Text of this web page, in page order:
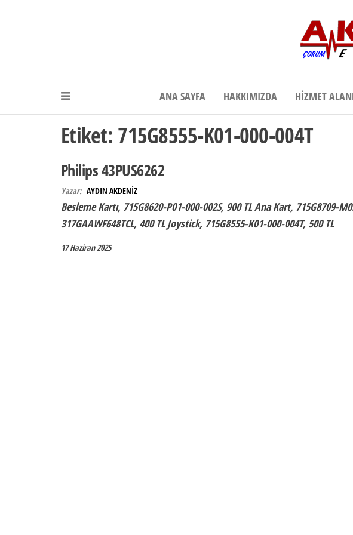
Akdeniz Elektronik
ANA SAYFA HAKKIMIZDA HIZMET
Etiket: 715G8555-K01-000-004T
Philips 43PUS6262
Yazar: AYDIN AKDENİZ
Besleme Kartı, 715G8620-P01-000-002S, 900 TL Ana Kart, 715G8709-
317GAAWF648TCL, 400 TL Joystick, 715G8555-K01-000-004T, 500 TL
17 Haziran 2025